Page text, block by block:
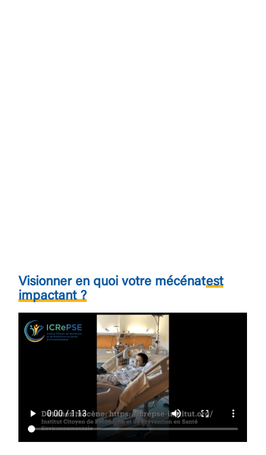
Visionner en quoi votre mécénatest
impactant ?